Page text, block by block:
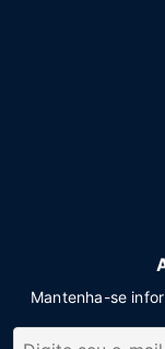
Mantenha-se